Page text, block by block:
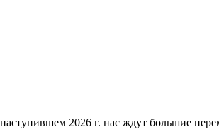
2026 г. нас ждут большие